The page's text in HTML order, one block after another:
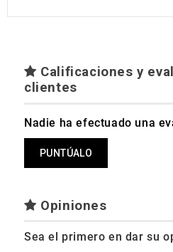
Calificaciones y
clientes
Nadie ha efectuado una
PUNTÚALO
Opiniones
Sea el primero en dar su